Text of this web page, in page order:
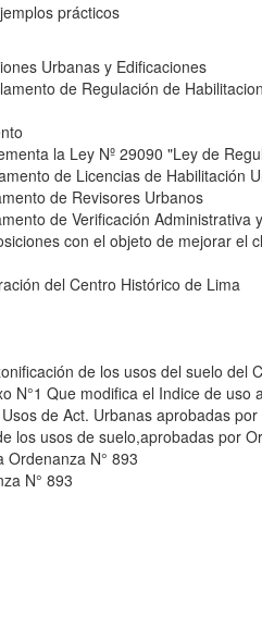
prácticos
Urbanas y Edificaciones
de Regulación de
la Ley Nº 29090 "Ley de
de Licencias de Habilitación
de Revisores Urbanos
de Verificación Administrativa
con el objeto de mejorar el
del Centro Histórico de Lima
de los usos del suelo del
N°1 Que modifica el Indice de uso
de Act. Urbanas aprobadas por
los usos de suelo,aprobadas por
N° 893
N° 893